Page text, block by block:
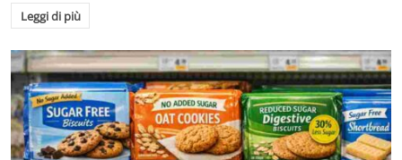
Leggi di più